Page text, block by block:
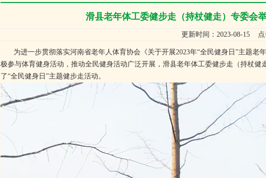
滑县老年体工委健步走（持杖健走）专委会
更新时间：2023-08-15 点
为进一步贯彻落实河南省老年人体育协会《关于开展2023年“全民健身日”主题老
极参与体育健身活动，推动全民健身活动广泛开展，滑县老年体工委健步走（持杖
了“全民健身日”主题健步走活动。